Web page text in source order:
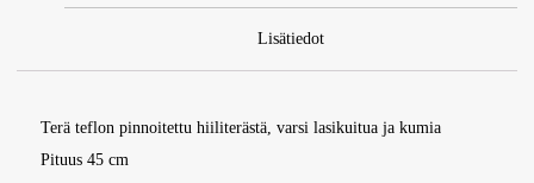
Lisätiedot
Terä teflon pinnoitettu hiiliterästä, varsi lasikuitua ja kumia
Pituus 45 cm